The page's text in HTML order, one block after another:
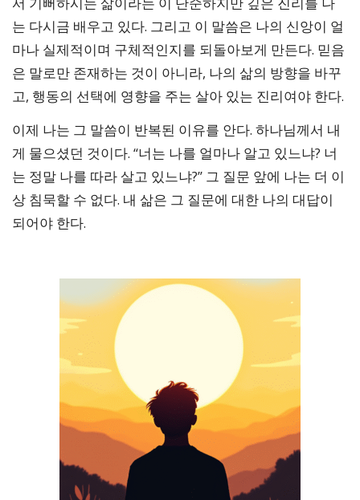
는 다시금 배우고 있다. 그리고 이 말씀은 나의 신앙이 얼
마나 실제적이며 구체적인지를 되돌아보게 만든다. 믿음
은 말로만 존재하는 것이 아니라, 나의 삶의 방향을 바꾸
고, 행동의 선택에 영향을 주는 살아 있는 진리여야 한다.
이제 나는 그 말씀이 반복된 이유를 안다. 하나님께서 내
게 물으셨던 것이다. “너는 나를 얼마나 알고 있느냐? 너
는 정말 나를 따라 살고 있느냐?” 그 질문 앞에 나는 더 이
상 침묵할 수 없다. 내 삶은 그 질문에 대한 나의 대답이
되어야 한다.